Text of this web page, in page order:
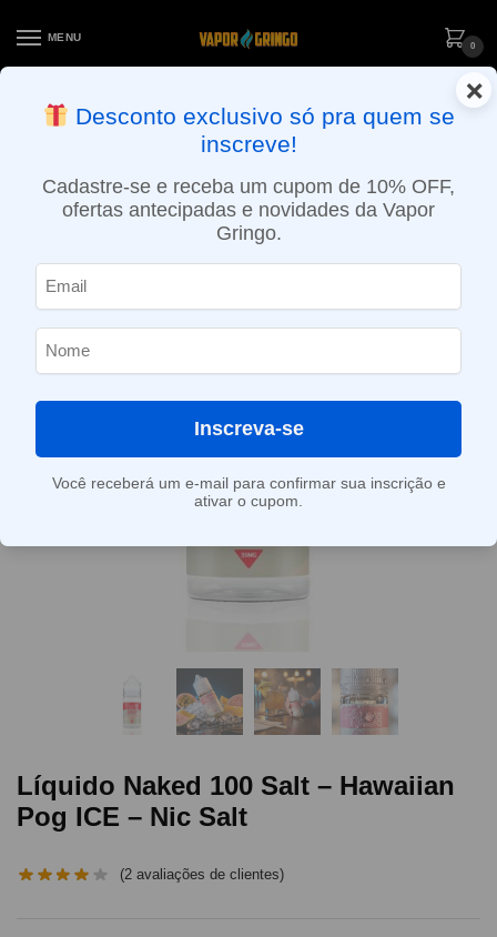
MENU
0
ENTREGA NO MESMO DIA EM SÃO PAULO (SEG A SEX): PEDIDOS
APROVADOS ATÉ 15:30 VIA MOTOBOY
Líquido Naked 100 Salt – Hawaiian
Pog ICE – Nic Salt
(2 avaliações de clientes)
×
Desconto exclusivo só pra quem se
inscreve!
Cadastre-se e receba um cupom de 10% OFF,
ofertas antecipadas e novidades da Vapor
Gringo.
Inscreva-se
Você receberá um e-mail para confirmar sua inscrição e
ativar o cupom.